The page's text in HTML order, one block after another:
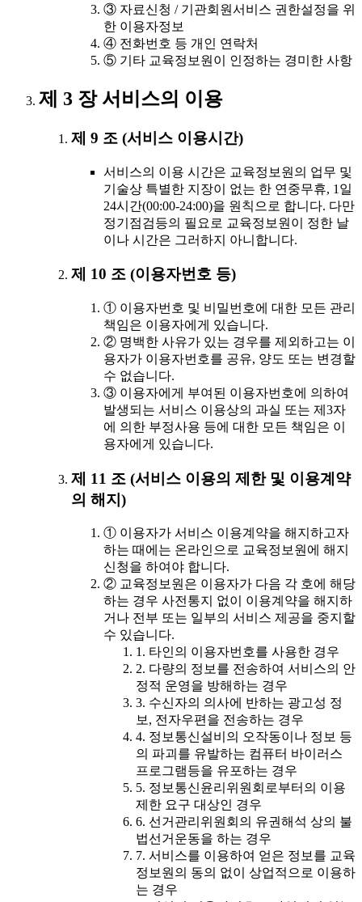
③ 자료신청 / 기관회원서비스 권한설정을 위
한 이용자정보
④ 전화번호 등 개인 연락처
⑤ 기타 교육정보원이 인정하는 경미한 사항
제 3 장 서비스의 이용
제 9 조 (서비스 이용시간)
서비스의 이용 시간은 교육정보원의 업무 및
기술상 특별한 지장이 없는 한 연중무휴, 1일
24시간(00:00-24:00)을 원칙으로 합니다. 다만
정기점검등의 필요로 교육정보원이 정한 날
이나 시간은 그러하지 아니합니다.
제 10 조 (이용자번호 등)
① 이용자번호 및 비밀번호에 대한 모든 관리
책임은 이용자에게 있습니다.
② 명백한 사유가 있는 경우를 제외하고는 이
용자가 이용자번호를 공유, 양도 또는 변경할
수 없습니다.
③ 이용자에게 부여된 이용자번호에 의하여
발생되는 서비스 이용상의 과실 또는 제3자
에 의한 부정사용 등에 대한 모든 책임은 이
용자에게 있습니다.
제 11 조 (서비스 이용의 제한 및 이용계약
의 해지)
① 이용자가 서비스 이용계약을 해지하고자
하는 때에는 온라인으로 교육정보원에 해지
신청을 하여야 합니다.
② 교육정보원은 이용자가 다음 각 호에 해당
하는 경우 사전통지 없이 이용계약을 해지하
거나 전부 또는 일부의 서비스 제공을 중지할
수 있습니다.
1. 타인의 이용자번호를 사용한 경우
2. 다량의 정보를 전송하여 서비스의 안
정적 운영을 방해하는 경우
3. 수신자의 의사에 반하는 광고성 정
보, 전자우편을 전송하는 경우
4. 정보통신설비의 오작동이나 정보 등
의 파괴를 유발하는 컴퓨터 바이러스
프로그램등을 유포하는 경우
5. 정보통신윤리위원회로부터의 이용
제한 요구 대상인 경우
6. 선거관리위원회의 유권해석 상의 불
법선거운동을 하는 경우
7. 서비스를 이용하여 얻은 정보를 교육
정보원의 동의 없이 상업적으로 이용하
는 경우